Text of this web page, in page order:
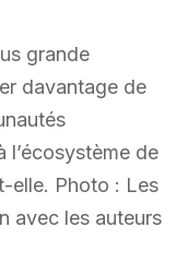
grande
davantage de
de
elle. Photo : Les
avec les auteurs